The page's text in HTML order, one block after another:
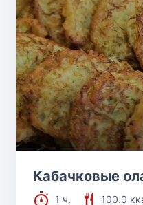
Кабачковые
1 ч.
100.0